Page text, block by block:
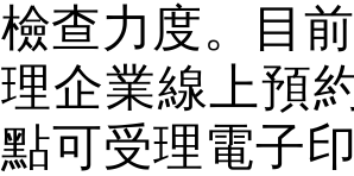
檢查力度。目
理企業線上預
點可受理電子